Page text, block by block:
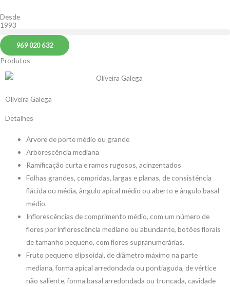
to
Desde
1993
969 020 632
Produtos
Oliveira Galega
Detalhes
Árvore de porte médio ou grande
Arborescência mediana
Ramificação curta e ramos rugosos, acinzentados
Folhas grandes, compridas, largas e planas, de consistência
flácida ou média, ângulo apical médio ou aberto e ângulo basal
médio.
Inflorescências de comprimento médio, com um número de
flores por inflorescência mediano ou abundante, botões florais
de tamanho pequeno, com flores supranumerárias.
Fruto pequeno elipsoidal, de diâmetro máximo na parte
mediana, forma apical arredondada ou pontiaguda, de vértice
não saliente, forma basal arredondada ou truncada, cavidade